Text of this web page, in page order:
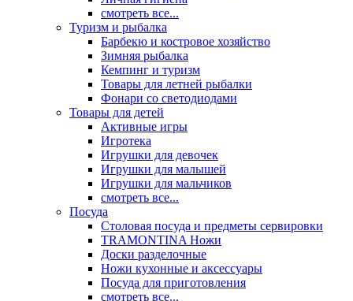
смотреть все...
Туризм и рыбалка
Барбекю и костровое хозяйство
Зимняя рыбалка
Кемпинг и туризм
Товары для летней рыбалки
Фонари со светодиодами
Товары для детей
Активные игры
Игротека
Игрушки для девочек
Игрушки для малышей
Игрушки для мальчиков
смотреть все...
Посуда
Столовая посуда и предметы сервировки
TRAMONTINA Ножи
Доски разделочные
Ножи кухонные и аксессуары
Посуда для приготовления
смотреть все...